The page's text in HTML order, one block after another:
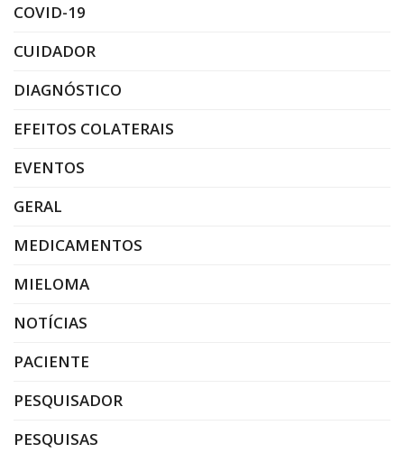
COVID-19
CUIDADOR
DIAGNÓSTICO
EFEITOS COLATERAIS
EVENTOS
GERAL
MEDICAMENTOS
MIELOMA
NOTÍCIAS
PACIENTE
PESQUISADOR
PESQUISAS